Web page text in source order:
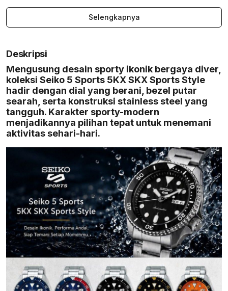
Selengkapnya
Deskripsi
Mengusung desain sporty ikonik bergaya diver,
koleksi Seiko 5 Sports 5KX SKX Sports Style
hadir dengan dial yang berani, bezel putar
searah, serta konstruksi stainless steel yang
tangguh. Karakter sporty-modern
menjadikannya pilihan tepat untuk menemani
aktivitas sehari-hari.